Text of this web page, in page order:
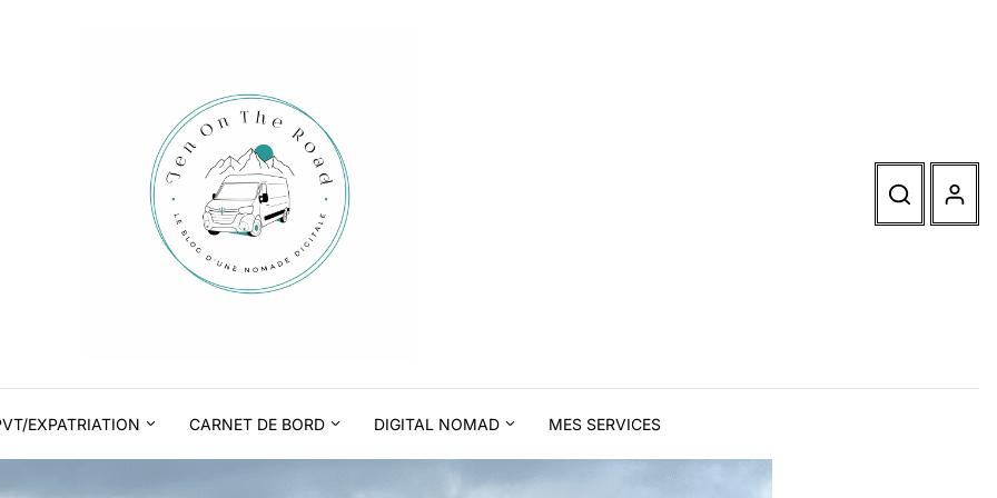
EXPATRIATION CARNET DE BORD DIGITAL NOMAD MES SERVICES